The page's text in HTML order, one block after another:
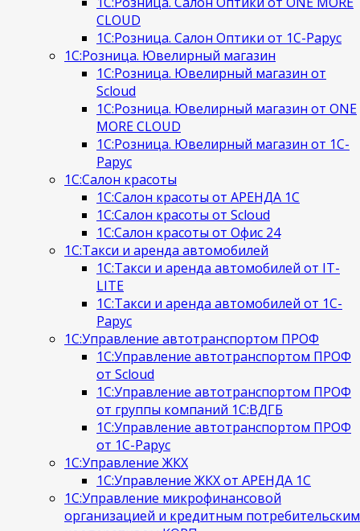
CLOUD
1С:Розница. Салон Оптики от 1С-Рарус
1С:Розница. Ювелирный магазин
1С:Розница. Ювелирный магазин от
Scloud
1С:Розница. Ювелирный магазин от ONE
MORE CLOUD
1С:Розница. Ювелирный магазин от 1С-
Рарус
1С:Салон красоты
1С:Салон красоты от АРЕНДА 1С
1С:Салон красоты от Scloud
1С:Салон красоты от Офис 24
1С:Такси и аренда автомобилей
1С:Такси и аренда автомобилей от IT-
LITE
1С:Такси и аренда автомобилей от 1С-
Рарус
1С:Управление автотранспортом ПРОФ
1С:Управление автотранспортом ПРОФ
от Scloud
1С:Управление автотранспортом ПРОФ
от группы компаний 1С:ВДГБ
1С:Управление автотранспортом ПРОФ
от 1С-Рарус
1С:Управление ЖКХ
1С:Управление ЖКХ от АРЕНДА 1С
1С:Управление микрофинансовой
организацией и кредитным потребительским